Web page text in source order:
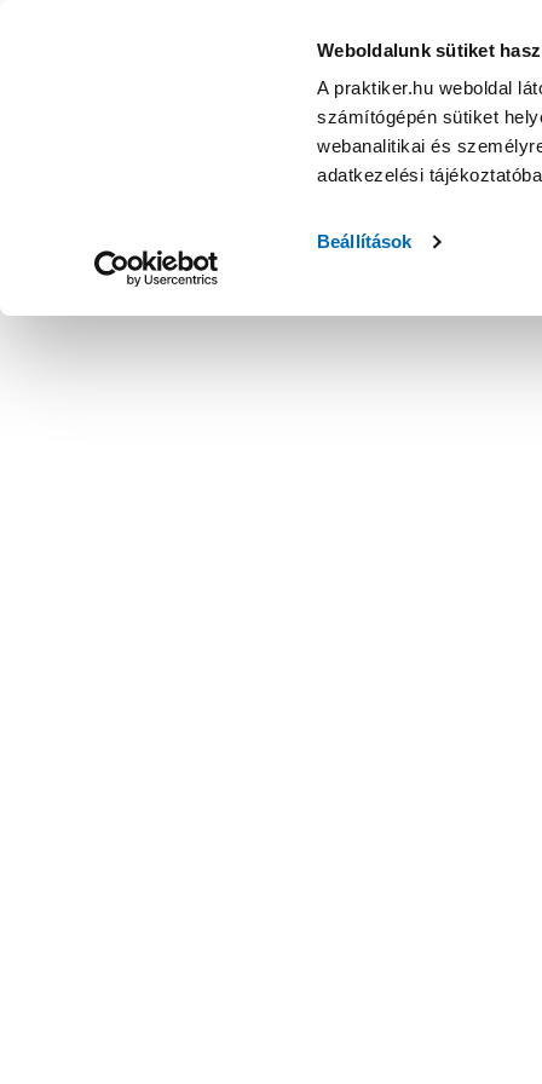
Weboldalunk sütiket
A praktiker.hu weboldal
számítógépén sütiket
webanalitikai és
adatkezelési
Beállítások